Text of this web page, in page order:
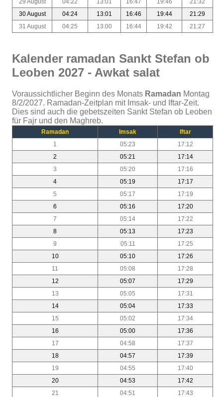
30 August
04:24 13:01 16:46 19:44
21:29
31 August
04:25 13:00 16:44 19:42 21:27
Kalender ramadan Sankt Stefan ob
Leoben 2027 - Awkat salat
Voraussichtlicher Beginn des Monats Ramadan Montag
8/2/2027. Ramadan-Zeitplan mit Imsak- und Iftar-Zeit.
Dies sind auch die gebetszeiten Sankt Stefan ob Leoben
für Fajr und den Maghreb.
Ramadan Imsak
Iftar
1
05:23
17:12
2
05:21
17:14
3
05:20
17:16
4
05:19
17:17
5
05:17
17:19
6
05:16
17:20
7
05:14
17:22
8
05:13
17:23
9
05:11
17:25
10
05:10
17:26
11
05:08
17:28
12
05:07
17:29
13
05:05
17:31
14
05:04
17:33
15
05:02
17:34
16
05:00
17:36
17
04:58
17:37
18
04:57
17:39
19
04:55
17:40
20
04:53
17:42
21
04:51
17:43